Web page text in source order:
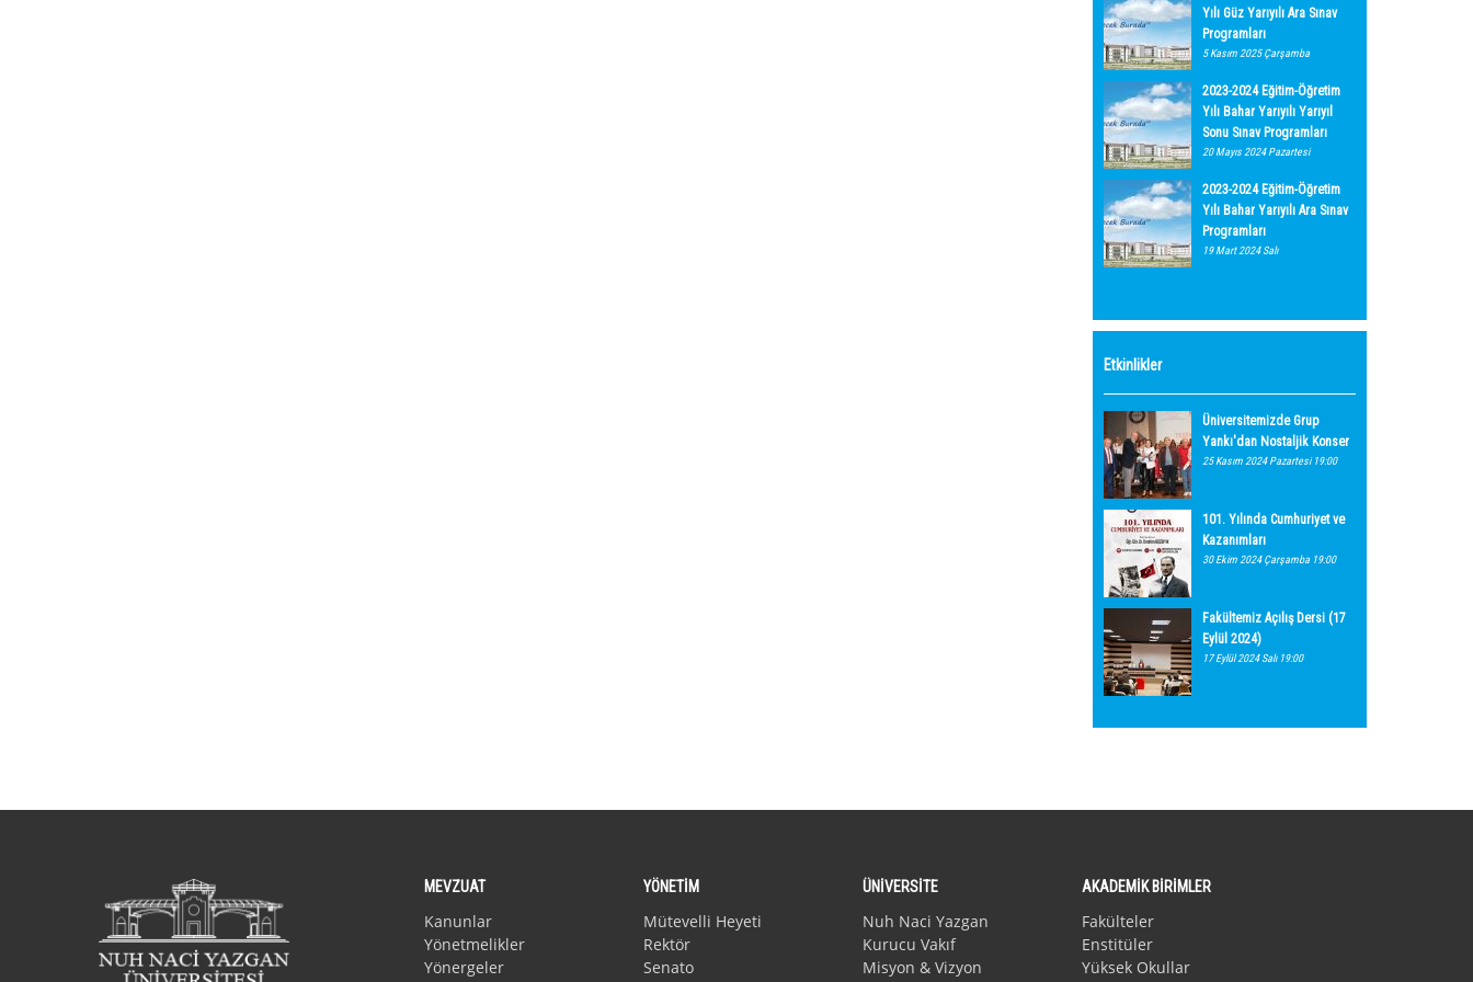
Yılı Güz Yarıyılı Ara Sınav
Programları
5 Kasım 2025 Çarşamba
2023-2024 Eğitim-Öğretim
Yılı Bahar Yarıyılı Yarıyıl
Sonu Sınav Programları
20 Mayıs 2024 Pazartesi
2023-2024 Eğitim-Öğretim
Yılı Bahar Yarıyılı Ara Sınav
Programları
19 Mart 2024 Salı
Etkinlikler
Üniversitemizde Grup
Yankı'dan Nostaljik Konser
25 Kasım 2024 Pazartesi 19:00
101. Yılında Cumhuriyet ve
Kazanımları
30 Ekim 2024 Çarşamba 19:00
Fakültemiz Açılış Dersi (17
Eylül 2024)
17 Eylül 2024 Salı 19:00
MEVZUAT
Kanunlar
Yönetmelikler
Yönergeler
YÖNETİM
Mütevelli Heyeti
Rektör
Senato
ÜNİVERSİTE
Nuh Naci Yazgan
Kurucu Vakıf
Misyon & Vizyon
AKADEMİK BİRİMLER
Fakülteler
Enstitüler
Yüksek Okullar